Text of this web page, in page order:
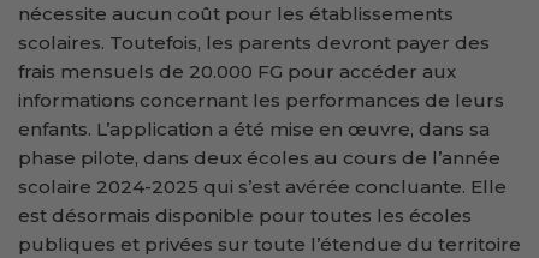
nécessite aucun coût pour les établissements
scolaires. Toutefois, les parents devront payer des
frais mensuels de 20.000 FG pour accéder aux
informations concernant les performances de leurs
enfants. L’application a été mise en œuvre, dans sa
phase pilote, dans deux écoles au cours de l’année
scolaire 2024-2025 qui s’est avérée concluante. Elle
est désormais disponible pour toutes les écoles
publiques et privées sur toute l’étendue du territoire